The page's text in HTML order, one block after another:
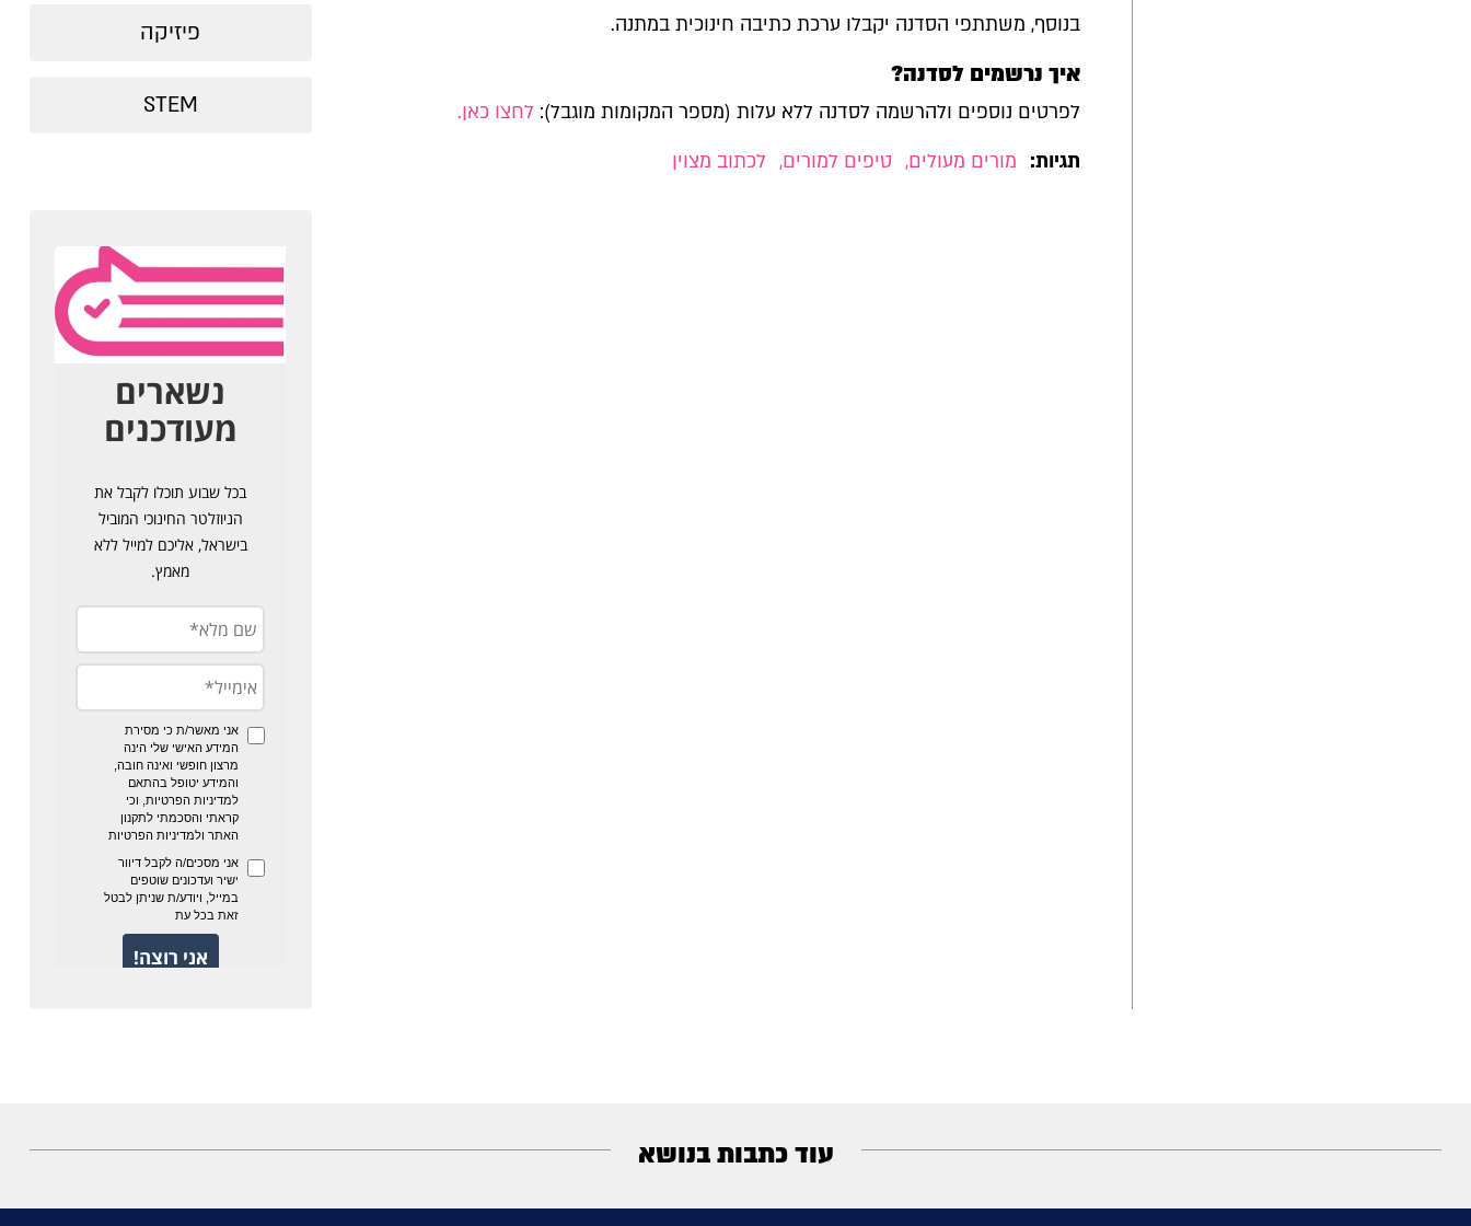
בנוסף, משתתפי הסדנה יקבלו ערכת כתיבה חינוכית במתנה.
איך נרשמים לסדנה?
לפרטים נוספים ולהרשמה לסדנה ללא עלות (מספר המקומות מוגבל): לחצו כאן.
תגיות:
מורים מעולים, טיפים למורים, לכתוב מצוין
פיזיקה
STEM
עוד כתבות בנושא